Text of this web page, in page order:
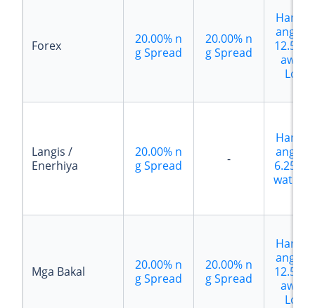
Forex 20.00% n
g Spread
20.00% n
g Spread
Hangg
ang
12.50
awat
Lot
Langis /
Enerhiya
20.00% n
g Spread
-
Hangg
ang
6.25
wat Lot
Mga Bakal 20.00% n
g Spread
20.00% n
g Spread
Hangg
ang
12.50
awat
Lot